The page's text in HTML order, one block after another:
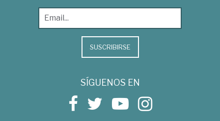
SUSCRIBIRSE
SÍGUENOS EN